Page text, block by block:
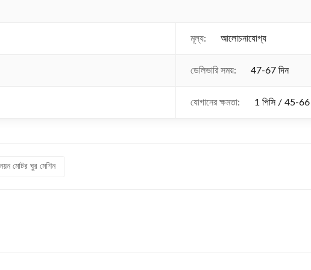
মূল্য: আলোচনাযোগ্য
ডেলিভারি সময়: 47-67 দিন
যোগানের ক্ষমতা: 1 পিসি / 45-66
মোটর ঘুর মেশিন